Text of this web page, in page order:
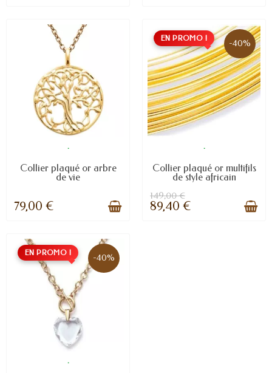
.
Collier plaqué or arbre
de vie
79,00 €
EN PROMO ! -40%
.
Collier plaqué or multifils
de style africain
149,00 €
89,40 €
EN PROMO ! -40%
.